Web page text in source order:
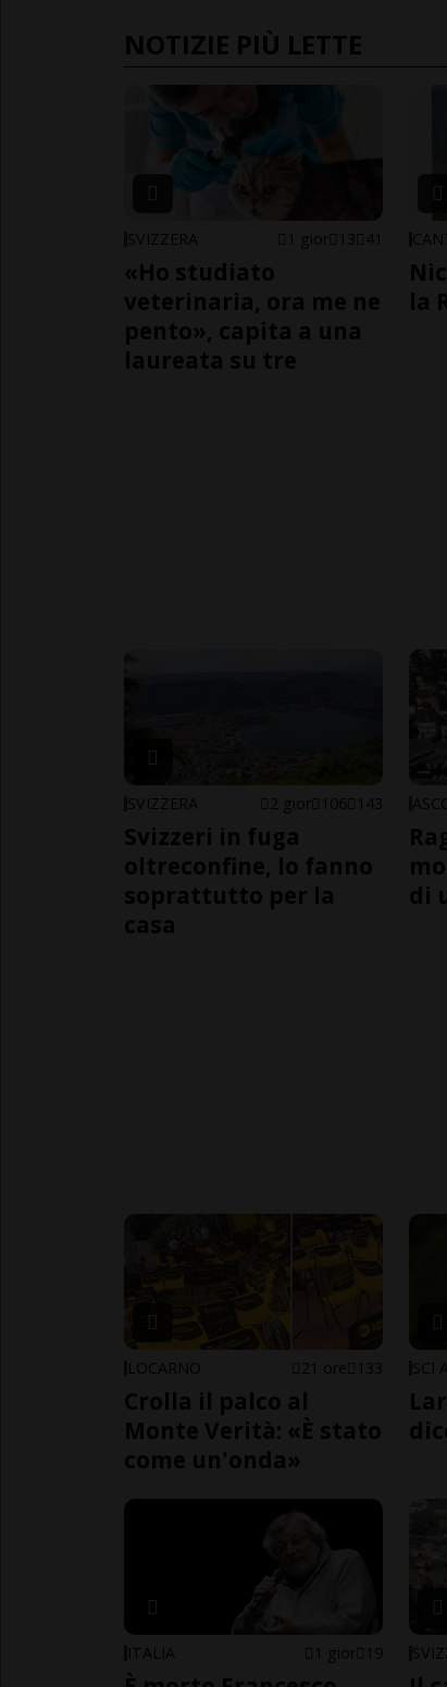
NOTIZIE PIÙ LETTE
SVIZZERA 1 gior 13 41
«Ho studiato
veterinaria, ora me ne
pento», capita a una
laureata su tre
la
SVIZZERA 2 gior 106 143
Svizzeri in fuga
oltreconfine, lo fanno
soprattutto per la
casa
di
LOCARNO 21 ore 133
Crolla il palco al
Monte Verità: «È stato
come un'onda»
SCI
ITALIA 1 gior 19